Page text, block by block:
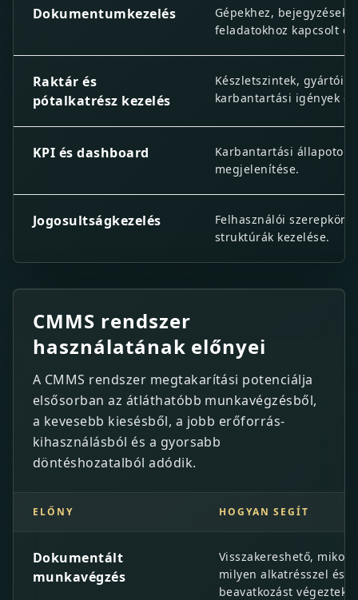
Dokumentumkezelés
Gépekhez,
feladatokhoz kapcsolt
Raktár és
pótalkatrész kezelés
Készletszintek, gyártói
karbantartási igények
KPI és dashboard
Karbantartási állapotok,
megjelenítése.
Jogosultságkezelés
Felhasználói
struktúrák kezelése.
CMMS rendszer
használatának előnyei
A CMMS rendszer megtakarítási potenciálja
elsősorban az átláthatóbb munkavégzésből,
a kevesebb kiesésből, a jobb erőforrás-
kihasználásból és a gyorsabb
döntéshozatalból adódik.
ELŐNY HOGYAN SEGÍT
Dokumentált
munkavégzés
Visszakereshető,
milyen alkatrésszel és
beavatkozást végeztek.